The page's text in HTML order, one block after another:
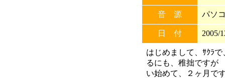
音 源 パソ
日 付 2005/
はじめまして、ｻｸﾗ
るにも、稚拙ですが
い始めて、２ヶ月で